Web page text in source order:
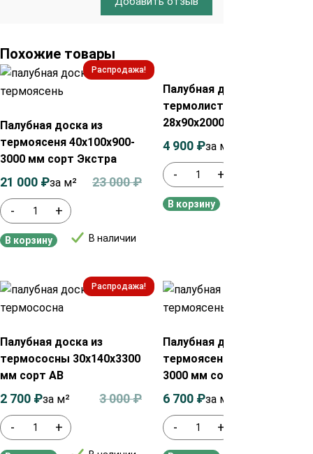
Похожие товары
Распродажа!
Палубная доска из
термоясеня 40х100х900-
3000 мм сорт Экстра
- +
В наличии
23 000₽
21 000 ₽за м²
В корзину
Палубная доска из
термолиственницы
28х90х2000 мм сорт А
- +
4 900 ₽за м²
В корзину
Распродажа!
Палубная доска из
термососны 30х140х3300
мм сорт АВ
- +
3 000₽
2 700 ₽за м²
Палубная доска из
термоясеня 20х120х900-
3000 мм сорт Экстра
- +
6 700 ₽за м²